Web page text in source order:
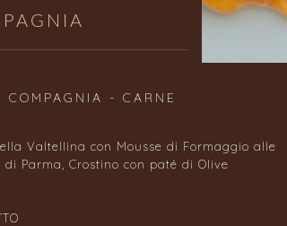
COMPAGNIA - CARNE
Valtellina con Mousse di Formaggio alle
di Parma, Crostino con paté di Olive